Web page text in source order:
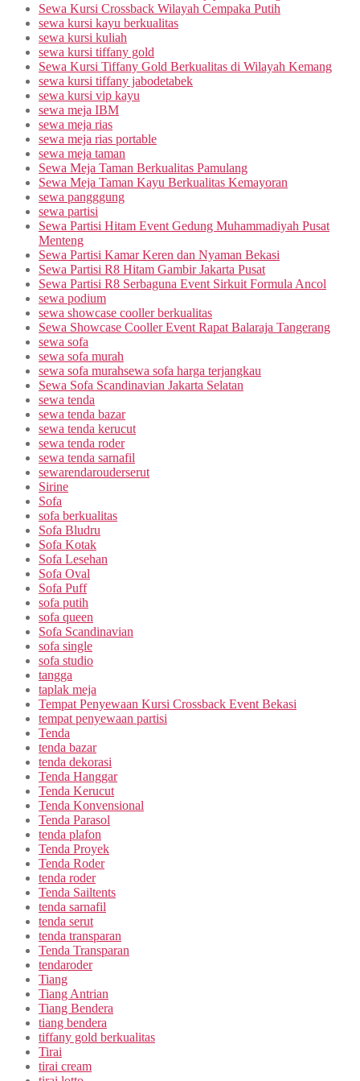
Sewa Kursi Crossback Wilayah Cempaka Putih
sewa kursi kayu berkualitas
sewa kursi kuliah
sewa kursi tiffany gold
Sewa Kursi Tiffany Gold Berkualitas di Wilayah Kemang
sewa kursi tiffany jabodetabek
sewa kursi vip kayu
sewa meja IBM
sewa meja rias
sewa meja rias portable
sewa meja taman
Sewa Meja Taman Berkualitas Pamulang
Sewa Meja Taman Kayu Berkualitas Kemayoran
sewa pangggung
sewa partisi
Sewa Partisi Hitam Event Gedung Muhammadiyah Pusat
Menteng
Sewa Partisi Kamar Keren dan Nyaman Bekasi
Sewa Partisi R8 Hitam Gambir Jakarta Pusat
Sewa Partisi R8 Serbaguna Event Sirkuit Formula Ancol
sewa podium
sewa showcase cooller berkualitas
Sewa Showcase Cooller Event Rapat Balaraja Tangerang
sewa sofa
sewa sofa murah
sewa sofa murahsewa sofa harga terjangkau
Sewa Sofa Scandinavian Jakarta Selatan
sewa tenda
sewa tenda bazar
sewa tenda kerucut
sewa tenda roder
sewa tenda sarnafil
sewarendarouderserut
Sirine
Sofa
sofa berkualitas
Sofa Bludru
Sofa Kotak
Sofa Lesehan
Sofa Oval
Sofa Puff
sofa putih
sofa queen
Sofa Scandinavian
sofa single
sofa studio
tangga
taplak meja
Tempat Penyewaan Kursi Crossback Event Bekasi
tempat penyewaan partisi
Tenda
tenda bazar
tenda dekorasi
Tenda Hanggar
Tenda Kerucut
Tenda Konvensional
Tenda Parasol
tenda plafon
Tenda Proyek
Tenda Roder
tenda roder
Tenda Sailtents
tenda sarnafil
tenda serut
tenda transparan
Tenda Transparan
tendaroder
Tiang
Tiang Antrian
Tiang Bendera
tiang bendera
tiffany gold berkualitas
Tirai
tirai cream